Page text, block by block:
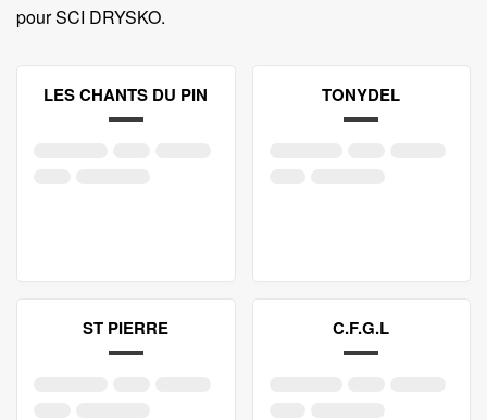
pour SCI DRYSKO.
LES CHANTS DU PIN TONYDEL
ST PIERRE C.F.G.L